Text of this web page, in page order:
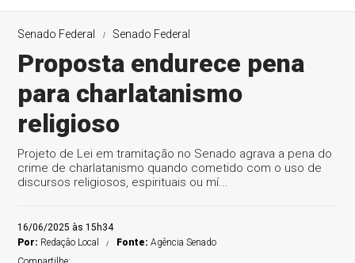
Senado Federal Senado Federal
Proposta endurece pena
para charlatanismo
religioso
Projeto de Lei em tramitação no Senado agrava a pena do
crime de charlatanismo quando cometido com o uso de
discursos religiosos, espirituais ou mí...
16/06/2025 às 15h34
Por: Redaçâo Local Fonte:Agência Senado